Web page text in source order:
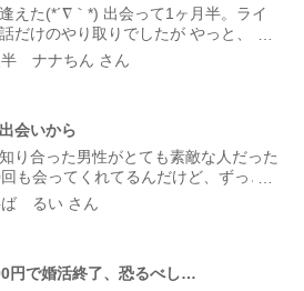
人になりました。
えた(*´∇｀*) 出会って1ヶ月半。ライ
だけのやり取りでしたが やっと、 実
ことが叶った。 お互い会うことは諦
ましたが叶った。 諦めないことが大切
った。 また会う約束もできた。 こん
ありがとう(*´∇｀*)
半 ナナちん さん
会いから
り合った男性がとても素敵な人だった
も会ってくれてるんだけど、ずっと
紳士的に癒してくれる。仕事の協力も
れて、精神的にも頼りっぱなし。 こん
ば るい さん
円で婚活終了、恐るべし…